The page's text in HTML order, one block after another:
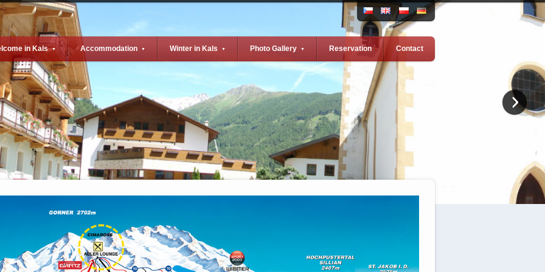
in Kals ▼ Accommodation ▼ Winter in Kals ▼ Photo Gallery ▼ Reservation Contact